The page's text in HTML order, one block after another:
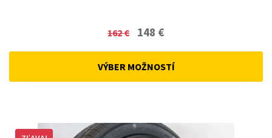
162€
Original
was:
148 €Current
VÝBER MOŽNOSTÍ